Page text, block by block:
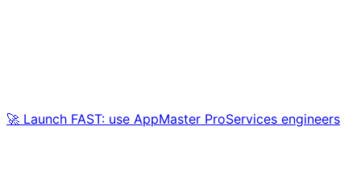
🚀 Launch FAST: use AppMaster ProServices engineers